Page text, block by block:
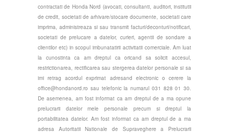
contractati de Honda Nord (avocati, consultanti, auditori, institutii
de credit, societati de arhivare/stocare documente, societati care
imprima, administreaza si sau transmit facturi/deconturi/notificari,
societati de prelucare a datelor, curieri, agentii de sondare a
clientilor etc) in scopul imbunatatirii activitatii comerciale. Am luat
la cunostinta ca am dreptul ca oricand sa solicit accesul,
restrictionarea, rectificarea sau stergerea datelor personale si sa
imi retrag acordul exprimat adresand electronic o cerere la
office@hondanord.ro sau telefonic la numarul 031 828 01 30.
De asemenea, am fost informat ca am dreptul de a ma opune
prelucrarii datelor mele personale precum si dreptul la
portabilitatea datelor. Am fost informat ca am dreptul de a ma
adresa Autoritatii Nationale de Supraveghere a Prelucrarii